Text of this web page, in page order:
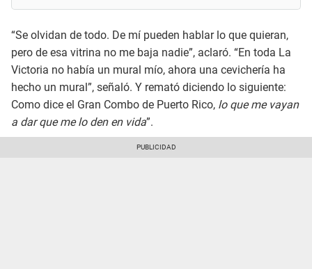
“Se olvidan de todo. De mí pueden hablar lo que quieran,
pero de esa vitrina no me baja nadie”, aclaró. “En toda La
Victoria no había un mural mío, ahora una cevichería ha
hecho un mural”, señaló. Y remató diciendo lo siguiente:
Como dice el Gran Combo de Puerto Rico, lo que me vayan
a dar que me lo den en vida”.